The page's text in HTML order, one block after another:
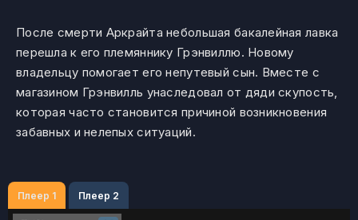
После смерти Аркрайта небольшая бакалейная лавка
перешла к его племяннику Грэнвиллю. Новому
владельцу помогает его непутевый сын. Вместе с
магазином Грэнвилль унаследовал от дяди скупость,
которая часто становится причиной возникновения
забавных и нелепых ситуаций.
Плеер 1 Плеер 2